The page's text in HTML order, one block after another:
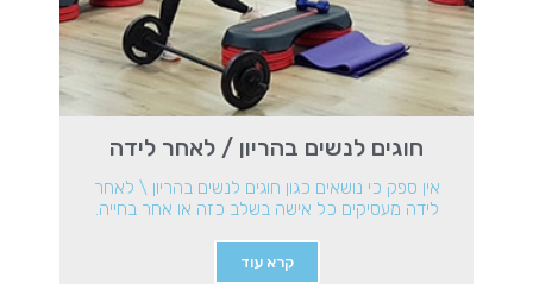
חוגים לנשים בהריון / לאחר לידה
אין ספק כי נושאים כגון חוגים לנשים בהריון \ לאחר
לידה מעסיקים כל אישה בשלב כזה או אחר בחייה.
קרא עוד